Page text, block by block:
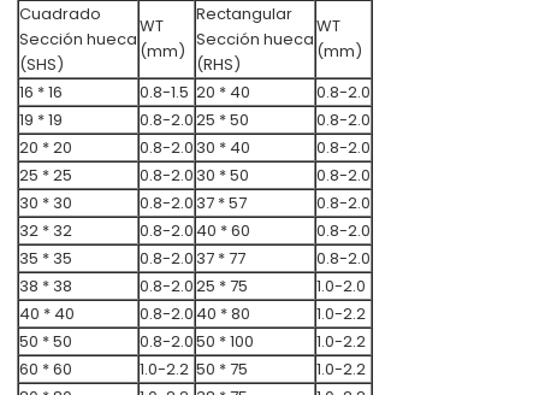
Cuadrado
Sección hueca
(SHS)
WT
(mm)
Rectangular
Sección hueca
(RHS)
WT
(mm)
16 * 16
0.8-1.5 20 * 40
0.8-2.0
19 * 19
0.8-2.025 * 50
0.8-2.0
20 * 20
0.8-2.0 30 * 40
0.8-2.0
25 * 25
0.8-2.0 30 * 50
0.8-2.0
30 * 30
0.8-2.0 37 * 57
0.8-2.0
32 * 32
0.8-2.040 * 60
0.8-2.0
35 * 35
0.8-2.0 37 * 77
0.8-2.0
38 * 38
0.8-2.025 * 75
1.0-2.0
40 * 40
0.8-2.040 * 80
1.0-2.2
50 * 50
0.8-2.050 * 100
1.0-2.2
60 * 60
1.0-2.2 50 * 75
1.0-2.2